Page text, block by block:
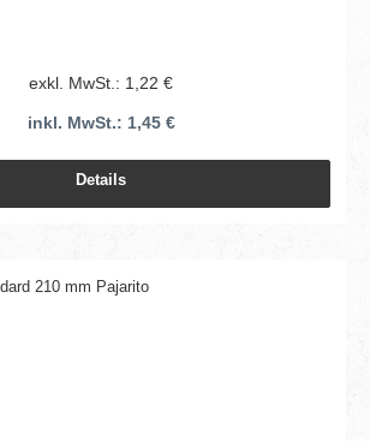
exkl. MwSt.: 1,22 €
inkl. MwSt.: 1,45 €
Details